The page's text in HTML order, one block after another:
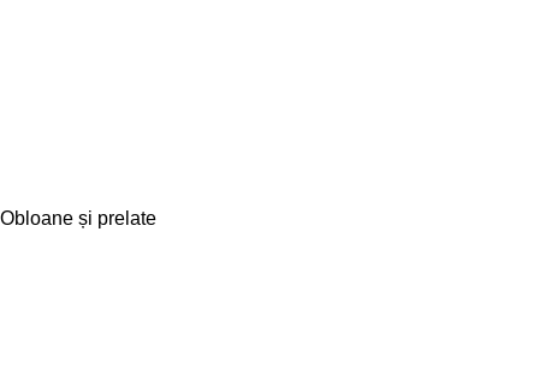
Obloane și prelate